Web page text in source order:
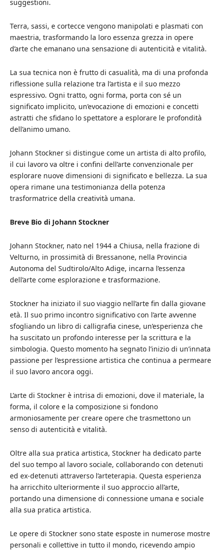
suggestioni.
Terra, sassi, e cortecce vengono manipolati e plasmati con
maestria, trasformando la loro essenza grezza in opere
d’arte che emanano una sensazione di autenticità e vitalità.
La sua tecnica non è frutto di casualità, ma di una profonda
riflessione sulla relazione tra l’artista e il suo mezzo
espressivo. Ogni tratto, ogni forma, porta con sé un
significato implicito, un’evocazione di emozioni e concetti
astratti che sfidano lo spettatore a esplorare le profondità
dell’animo umano.
Johann Stockner si distingue come un artista di alto profilo,
il cui lavoro va oltre i confini dell’arte convenzionale per
esplorare nuove dimensioni di significato e bellezza. La sua
opera rimane una testimonianza della potenza
trasformatrice della creatività umana.
Breve Bio di Johann Stockner
Johann Stockner, nato nel 1944 a Chiusa, nella frazione di
Velturno, in prossimità di Bressanone, nella Provincia
Autonoma del Sudtirolo/Alto Adige, incarna l’essenza
dell’arte come esplorazione e trasformazione.
Stockner ha iniziato il suo viaggio nell’arte fin dalla giovane
età. Il suo primo incontro significativo con l’arte avvenne
sfogliando un libro di calligrafia cinese, un’esperienza che
ha suscitato un profondo interesse per la scrittura e la
simbologia. Questo momento ha segnato l’inizio di un’innata
passione per l’espressione artistica che continua a permeare
il suo lavoro ancora oggi.
L’arte di Stockner è intrisa di emozioni, dove il materiale, la
forma, il colore e la composizione si fondono
armoniosamente per creare opere che trasmettono un
senso di autenticità e vitalità.
Oltre alla sua pratica artistica, Stockner ha dedicato parte
del suo tempo al lavoro sociale, collaborando con detenuti
ed ex-detenuti attraverso l’arteterapia. Questa esperienza
ha arricchito ulteriormente il suo approccio all’arte,
portando una dimensione di connessione umana e sociale
alla sua pratica artistica.
Le opere di Stockner sono state esposte in numerose mostre
personali e collettive in tutto il mondo, ricevendo ampio